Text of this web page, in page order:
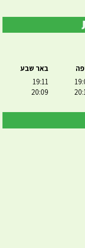
באר שבע
19:11
20:09